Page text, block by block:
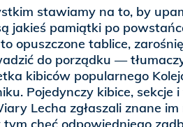
stawiamy na to, by
jakieś pamiątki po
opuszczone tablice,
do porządku —
kibiców popularnego
Pojedynczy kibice, sekcje
Lecha zgłaszali znane im